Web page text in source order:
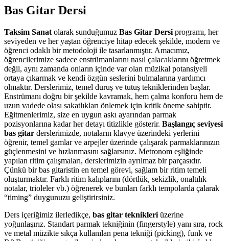
Bas Gitar Dersi
Taksim Sanat olarak sunduğumuz Bas Gitar Dersi programı, her
seviyeden ve her yaştan öğrenciye hitap edecek şekilde, modern ve
öğrenci odaklı bir metodoloji ile tasarlanmıştır. Amacımız,
öğrencilerimize sadece enstrümanlarını nasıl çalacaklarını öğretmek
değil, aynı zamanda onların içinde var olan müzikal potansiyeli
ortaya çıkarmak ve kendi özgün seslerini bulmalarına yardımcı
olmaktır. Derslerimiz, temel duruş ve tutuş tekniklerinden başlar.
Enstrümanı doğru bir şekilde kavramak, hem çalma konforu hem de
uzun vadede olası sakatlıkları önlemek için kritik öneme sahiptir.
Eğitmenlerimiz, size en uygun askı ayarından parmak
pozisyonlarına kadar her detayı titizlikle gösterir. Başlangıç seviyesi
bas gitar derslerimizde, notaların klavye üzerindeki yerlerini
öğrenir, temel gamlar ve arpejler üzerinde çalışarak parmaklarınızın
güçlenmesini ve hızlanmasını sağlarsınız. Metronom eşliğinde
yapılan ritim çalışmaları, derslerimizin ayrılmaz bir parçasıdır.
Çünkü bir bas gitaristin en temel görevi, sağlam bir ritim temeli
oluşturmaktır. Farklı ritim kalıplarını (dörtlük, sekizlik, onaltılık
notalar, trioleler vb.) öğrenerek ve bunları farklı tempolarda çalarak
“timing” duygunuzu geliştirirsiniz.
Ders içeriğimiz ilerledikçe, bas gitar teknikleri üzerine
yoğunlaşırız. Standart parmak tekniğinin (fingerstyle) yanı sıra, rock
ve metal müzikte sıkça kullanılan pena tekniği (picking), funk ve